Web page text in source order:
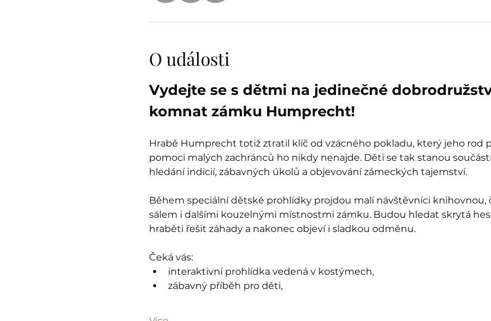
O události
Vydejte se s dětmi na jedinečné
komnat zámku Humprecht!
Hrabě Humprecht totiž ztratil klíč od vzácného pokladu, který jeho rod
pomoci malých zachránců ho nikdy nenajde. Děti se tak stanou
hledání indicií, zábavných úkolů a objevování zámeckých tajemství.
Během speciální dětské prohlídky projdou malí návštěvníci
sálem i dalšími kouzelnými místnostmi zámku. Budou hledat skrytá
hraběti řešit záhady a nakonec objeví i sladkou odměnu.
Čeká vás:
interaktivní prohlídka vedená v kostýmech,
zábavný příběh pro děti,